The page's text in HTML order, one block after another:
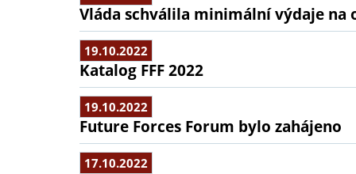
Vláda schválila minimální výdaje na
19.10.2022
Katalog FFF 2022
19.10.2022
Future Forces Forum bylo zahájeno
17.10.2022